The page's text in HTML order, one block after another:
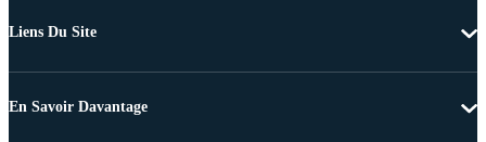
Liens Du Site
En Savoir Davantage